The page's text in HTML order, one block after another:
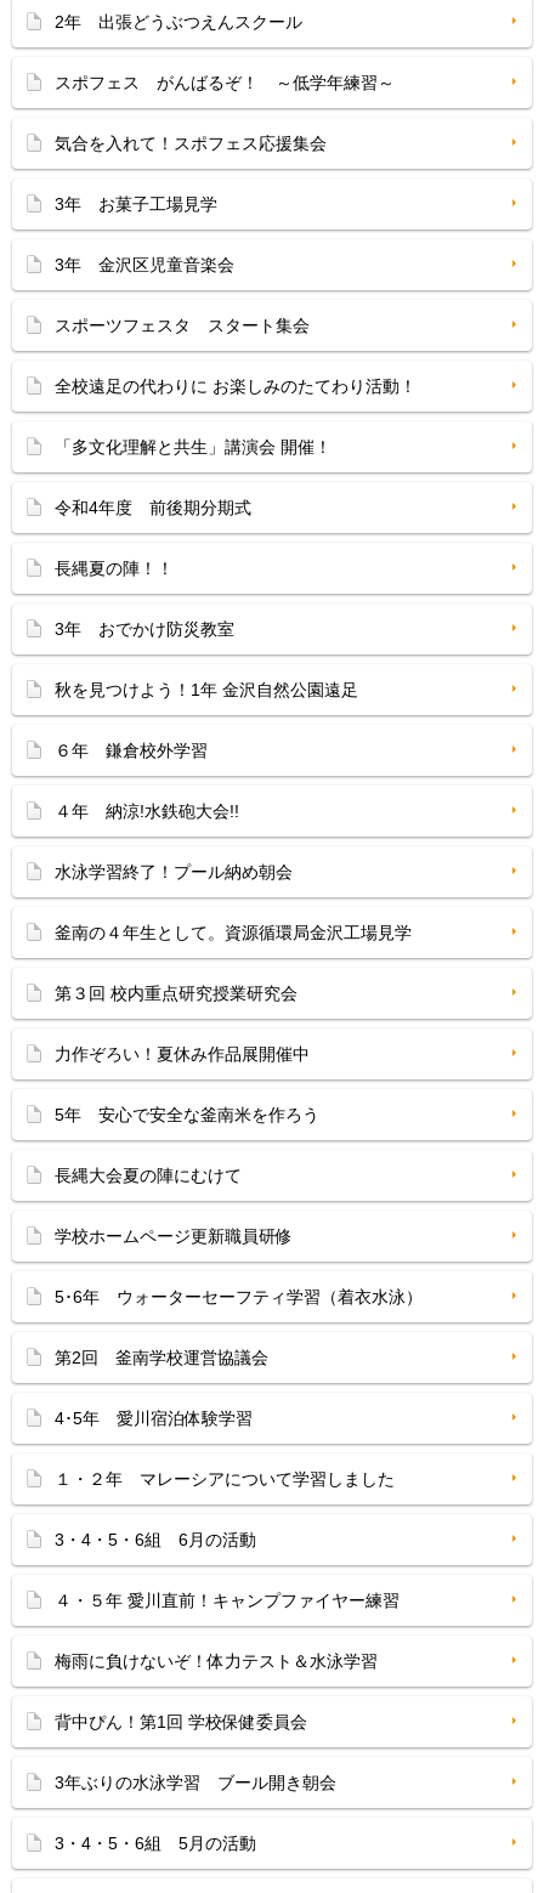
2年 出張どうぶつえんスクール
スポフェス がんばるぞ！ ～低学年練習～
気合を入れて！スポフェス応援集会
3年 お菓子工場見学
3年 金沢区児童音楽会
スポーツフェスタ スタート集会
全校遠足の代わりに お楽しみのたてわり活動！
「多文化理解と共生」講演会 開催！
令和4年度 前後期分期式
長縄夏の陣！！
3年 おでかけ防災教室
秋を見つけよう！1年 金沢自然公園遠足
６年 鎌倉校外学習
４年 納涼!水鉄砲大会!!
水泳学習終了！プール納め朝会
釜南の４年生として。資源循環局金沢工場見学
第３回 校内重点研究授業研究会
力作ぞろい！夏休み作品展開催中
5年 安心で安全な釜南米を作ろう
長縄大会夏の陣にむけて
学校ホームページ更新職員研修
5･6年 ウォーターセーフティ学習（着衣水泳）
第2回 釜南学校運営協議会
4･5年 愛川宿泊体験学習
１・２年 マレーシアについて学習しました
3・4・5・6組 6月の活動
４・５年 愛川直前！キャンプファイヤー練習
梅雨に負けないぞ！体力テスト＆水泳学習
背中ぴん！第1回 学校保健委員会
3年ぶりの水泳学習 ブール開き朝会
3・4・5・6組 5月の活動